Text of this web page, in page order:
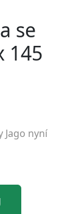
se
145
Jago nyní